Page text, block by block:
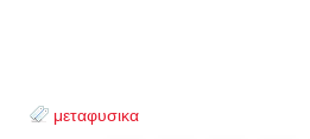
μεταφυσικα